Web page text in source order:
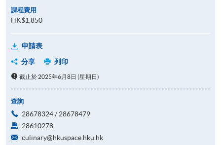
課程費用
HK$1,850
申請表
分享
列印
截止於 2025年6月8日 (星期日)
查詢
28678324 / 28678479
28610278
culinary@hkuspace.hku.hk